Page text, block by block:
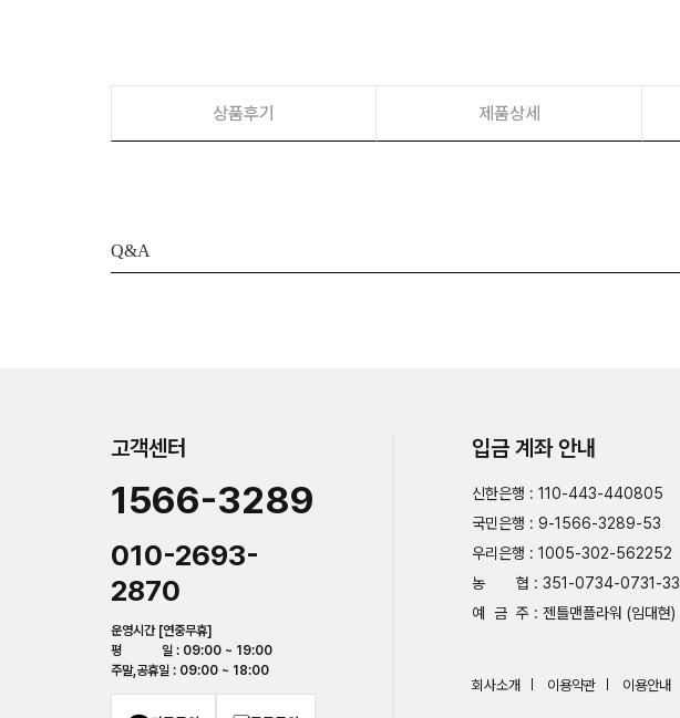
상품후기 제품상세
Q&A
고객센터
1566-3289
010-2693-
2870
운영시간 [연중무휴]
평 일 : 09:00 ~ 19:00
주말,공휴일 : 09:00 ~ 18:00
입금 계좌 안내
신한은행 : 110-443-440805
국민은행 : 9-1566-3289-53
우리은행 : 1005-302-562252
농 협 : 351-0734-0731-33
예 금 주 : 젠틀맨플라워 (임대현)
회사소개 이용약관 이용안내